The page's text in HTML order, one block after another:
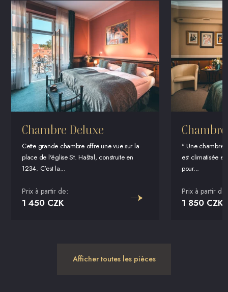
Chambre Deluxe
Cette grande chambre offre une vue sur la
place de l'église St. Haštal, construite en
1234. C'est la...
Prix ​​à partir de:
1 450 CZK
" Une chambre
est climatisée et
pour...
Prix ​​à partir de:
1 850 CZK
Afficher toutes les pièces